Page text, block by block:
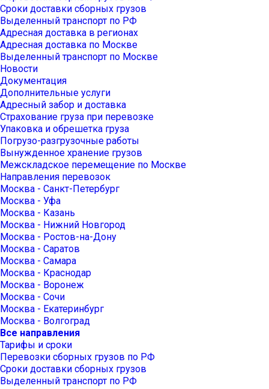
Сроки доставки сборных грузов
Выделенный транспорт по РФ
Адресная доставка в регионах
Адресная доставка по Москве
Выделенный транспорт по Москве
Новости
Документация
Дополнительные услуги
Адресный забор и доставка
Страхование груза при перевозке
Упаковка и обрешетка груза
Погрузо-разгрузочные работы
Вынужденное хранение грузов
Межскладское перемещение по Москве
Направления перевозок
Москва - Санкт-Петербург
Москва - Уфа
Москва - Казань
Москва - Нижний Новгород
Москва - Ростов-на-Дону
Москва - Саратов
Москва - Самара
Москва - Краснодар
Москва - Воронеж
Москва - Сочи
Москва - Екатеринбург
Москва - Волгоград
Все направления
Тарифы и сроки
Перевозки сборных грузов по РФ
Сроки доставки сборных грузов
Выделенный транспорт по РФ